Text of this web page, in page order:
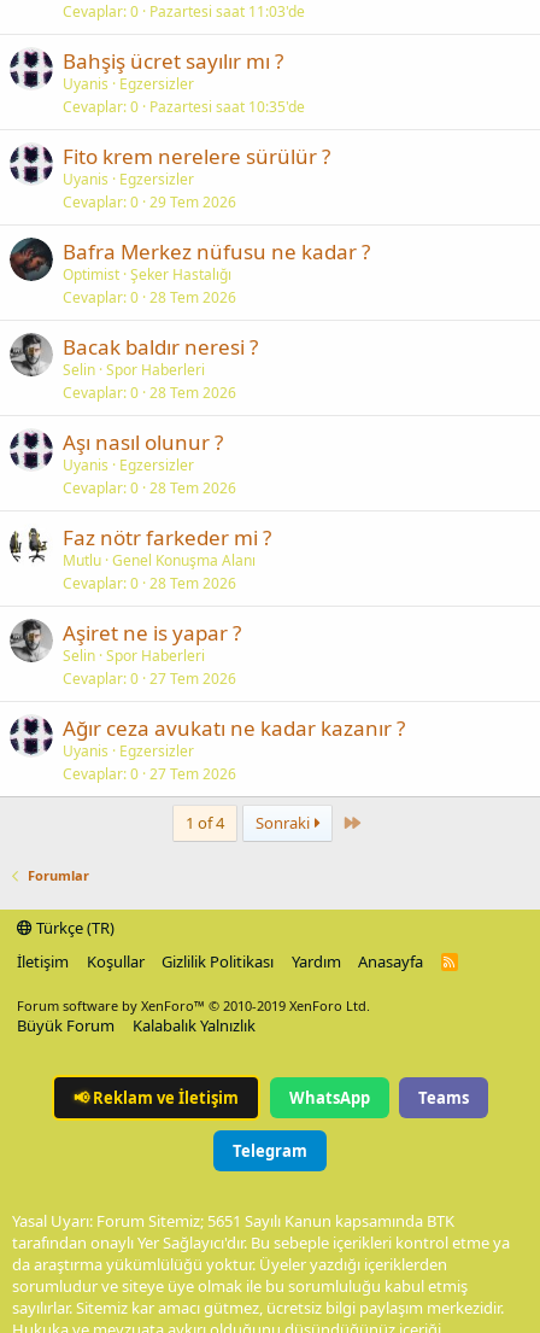
Cevaplar 0 Pazartesi saat 11:03'de
Bahşiş ücret sayılır mı ?
Uyanis
Egzersizler
Cevaplar 0 Pazartesi saat 10:35'de
Fito krem nerelere sürülür ?
Uyanis
Egzersizler
Cevaplar 0 29 Tem 2026
Bafra Merkez nüfusu ne kadar ?
Optimist Şeker Hastalığı
Cevaplar 0 28 Tem 2026
Bacak baldır neresi ?
Selin Spor Haberleri
Cevaplar 0 28 Tem 2026
Aşı nasıl olunur ?
Uyanis
Egzersizler
Cevaplar 0 28 Tem 2026
Faz nötr farkeder mi ?
Mutlu Genel Konuşma Alanı
Cevaplar 0 28 Tem 2026
Aşiret ne is yapar ?
Selin Spor Haberleri
Cevaplar 0 27 Tem 2026
Ağır ceza avukatı ne kadar kazanır ?
Uyanis
Egzersizler
Cevaplar 0 27 Tem 2026
1 of 4 Sonraki Last
Forumlar
Türkçe (TR)
İletişim
Koşullar Gizlilik Politikası Yardım Anasayfa
R
Forum software by XenForo™ © 2010-2019 XenForo Ltd.
Büyük Forum Kalabalık Yalnızlık
📢Reklam ve İletişim WhatsApp Teams
Telegram
Yasal Uyarı: Forum Sitemiz; 5651 Sayılı Kanun kapsamında BTK
tarafından onaylı Yer Sağlayıcı'dır. Bu sebeple içerikleri kontrol etme ya
da araştırma yükümlülüğü yoktur. Üyeler yazdığı içeriklerden
sorumludur ve siteye üye olmak ile bu sorumluluğu kabul etmiş
sayılırlar. Sitemiz kar amacı gütmez, ücretsiz bilgi paylaşım merkezidir.